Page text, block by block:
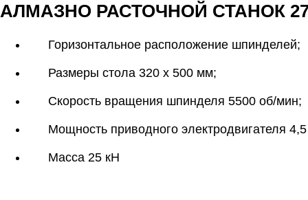
АЛМАЗНО РАСТОЧНОЙ СТАНОК
Горизонтальное расположение шпинделей;
Размеры стола 320 х 500 мм;
Скорость вращения шпинделя 5500 об/мин;
Мощность приводного электродвигателя 4,5
Масса 25 кН